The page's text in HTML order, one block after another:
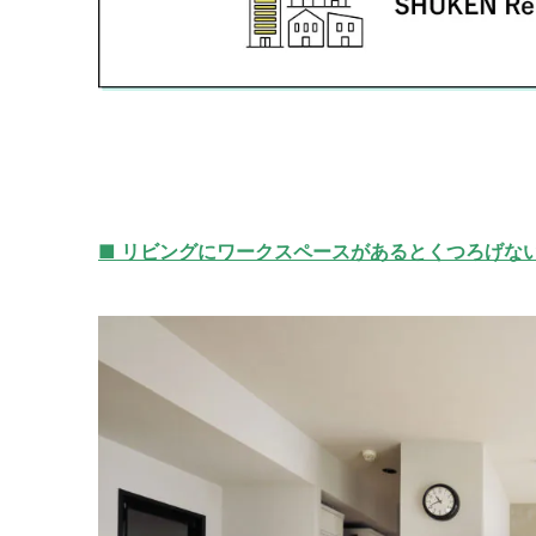
■ リビングにワークスペースがあるとくつろげな